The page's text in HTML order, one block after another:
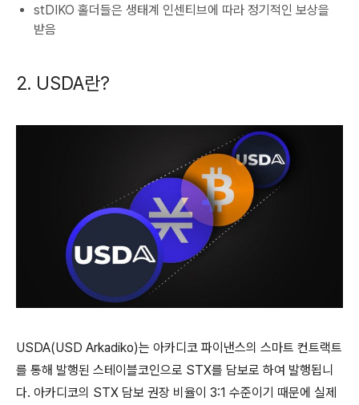
stDIKO 홀더들은 생태계 인센티브에 따라 정기적인 보상을
받음
2. USDA란?
USDA(USD Arkadiko)는 아카디코 파이낸스의 스마트 컨트랙트
를 통해 발행된 스테이블코인으로 STX를 담보로 하여 발행됩니
다. 아카디코의 STX 담보 권장 비율이 3:1 수준이기 때문에 실제